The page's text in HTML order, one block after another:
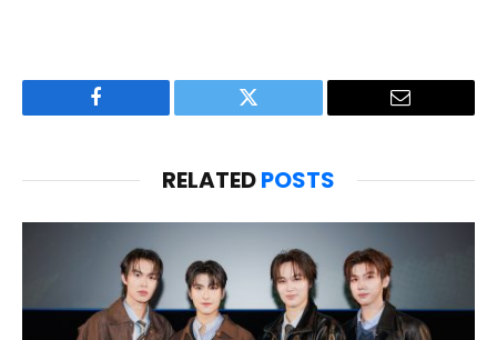
Facebook Twitter Email
RELATEDPOSTS